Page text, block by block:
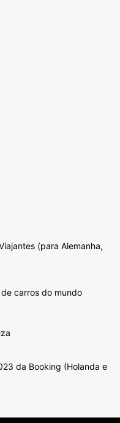
(para Alemanha,
carros do mundo
da Booking (Holanda e